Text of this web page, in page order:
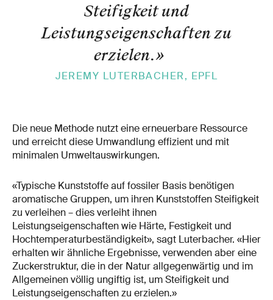
Steifigkeit und
Leistungseigenschaften zu
erzielen.»
JEREMY LUTERBACHER, EPFL
Die neue Methode nutzt eine erneuerbare Ressource
und erreicht diese Umwandlung effizient und mit
minimalen Umweltauswirkungen.
«Typische Kunststoffe auf fossiler Basis benötigen
aromatische Gruppen, um ihren Kunststoffen Steifigkeit
zu verleihen – dies verleiht ihnen
Leistungseigenschaften wie Härte, Festigkeit und
Hochtemperaturbeständigkeit», sagt Luterbacher. «Hier
erhalten wir ähnliche Ergebnisse, verwenden aber eine
Zuckerstruktur, die in der Natur allgegenwärtig und im
Allgemeinen völlig ungiftig ist, um Steifigkeit und
Leistungseigenschaften zu erzielen.»